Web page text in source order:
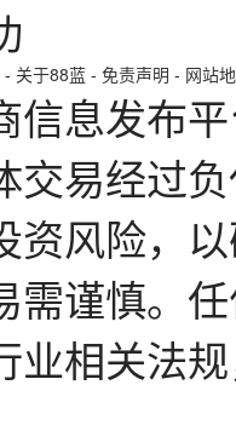
- 关于88蓝 - 免责声明 - 网站
信息发布
交易经过
资风险，
需谨慎。
业相关法